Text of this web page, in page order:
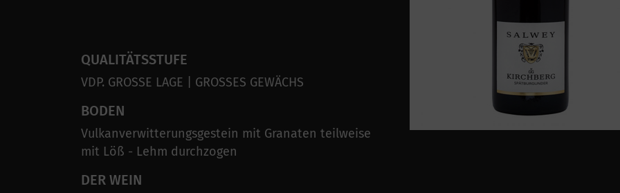
QUALITÄTSSTUFE
VDP. GROSSE LAGE | GROSSES GEWÄCHS
BODEN
Vulkanverwitterungsgestein mit Granaten teilweise
mit Löß - Lehm durchzogen
DER WEIN